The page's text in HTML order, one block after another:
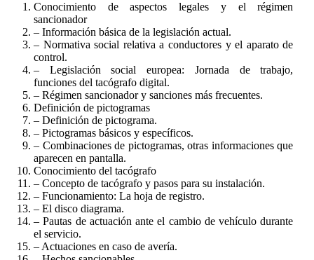
Conocimiento de aspectos legales y el régimen
sancionador
– Información básica de la legislación actual.
– Normativa social relativa a conductores y el aparato de
control.
– Legislación social europea: Jornada de trabajo,
funciones del tacógrafo digital.
– Régimen sancionador y sanciones más frecuentes.
Definición de pictogramas
– Definición de pictograma.
– Pictogramas básicos y específicos.
– Combinaciones de pictogramas, otras informaciones que
aparecen en pantalla.
Conocimiento del tacógrafo
– Concepto de tacógrafo y pasos para su instalación.
– Funcionamiento: La hoja de registro.
– El disco diagrama.
– Pautas de actuación ante el cambio de vehículo durante
el servicio.
– Actuaciones en caso de avería.